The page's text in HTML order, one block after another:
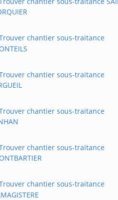
chantier sous-traitance
chantier sous-traitance
chantier sous-traitance
chantier sous-traitance
chantier sous-traitance